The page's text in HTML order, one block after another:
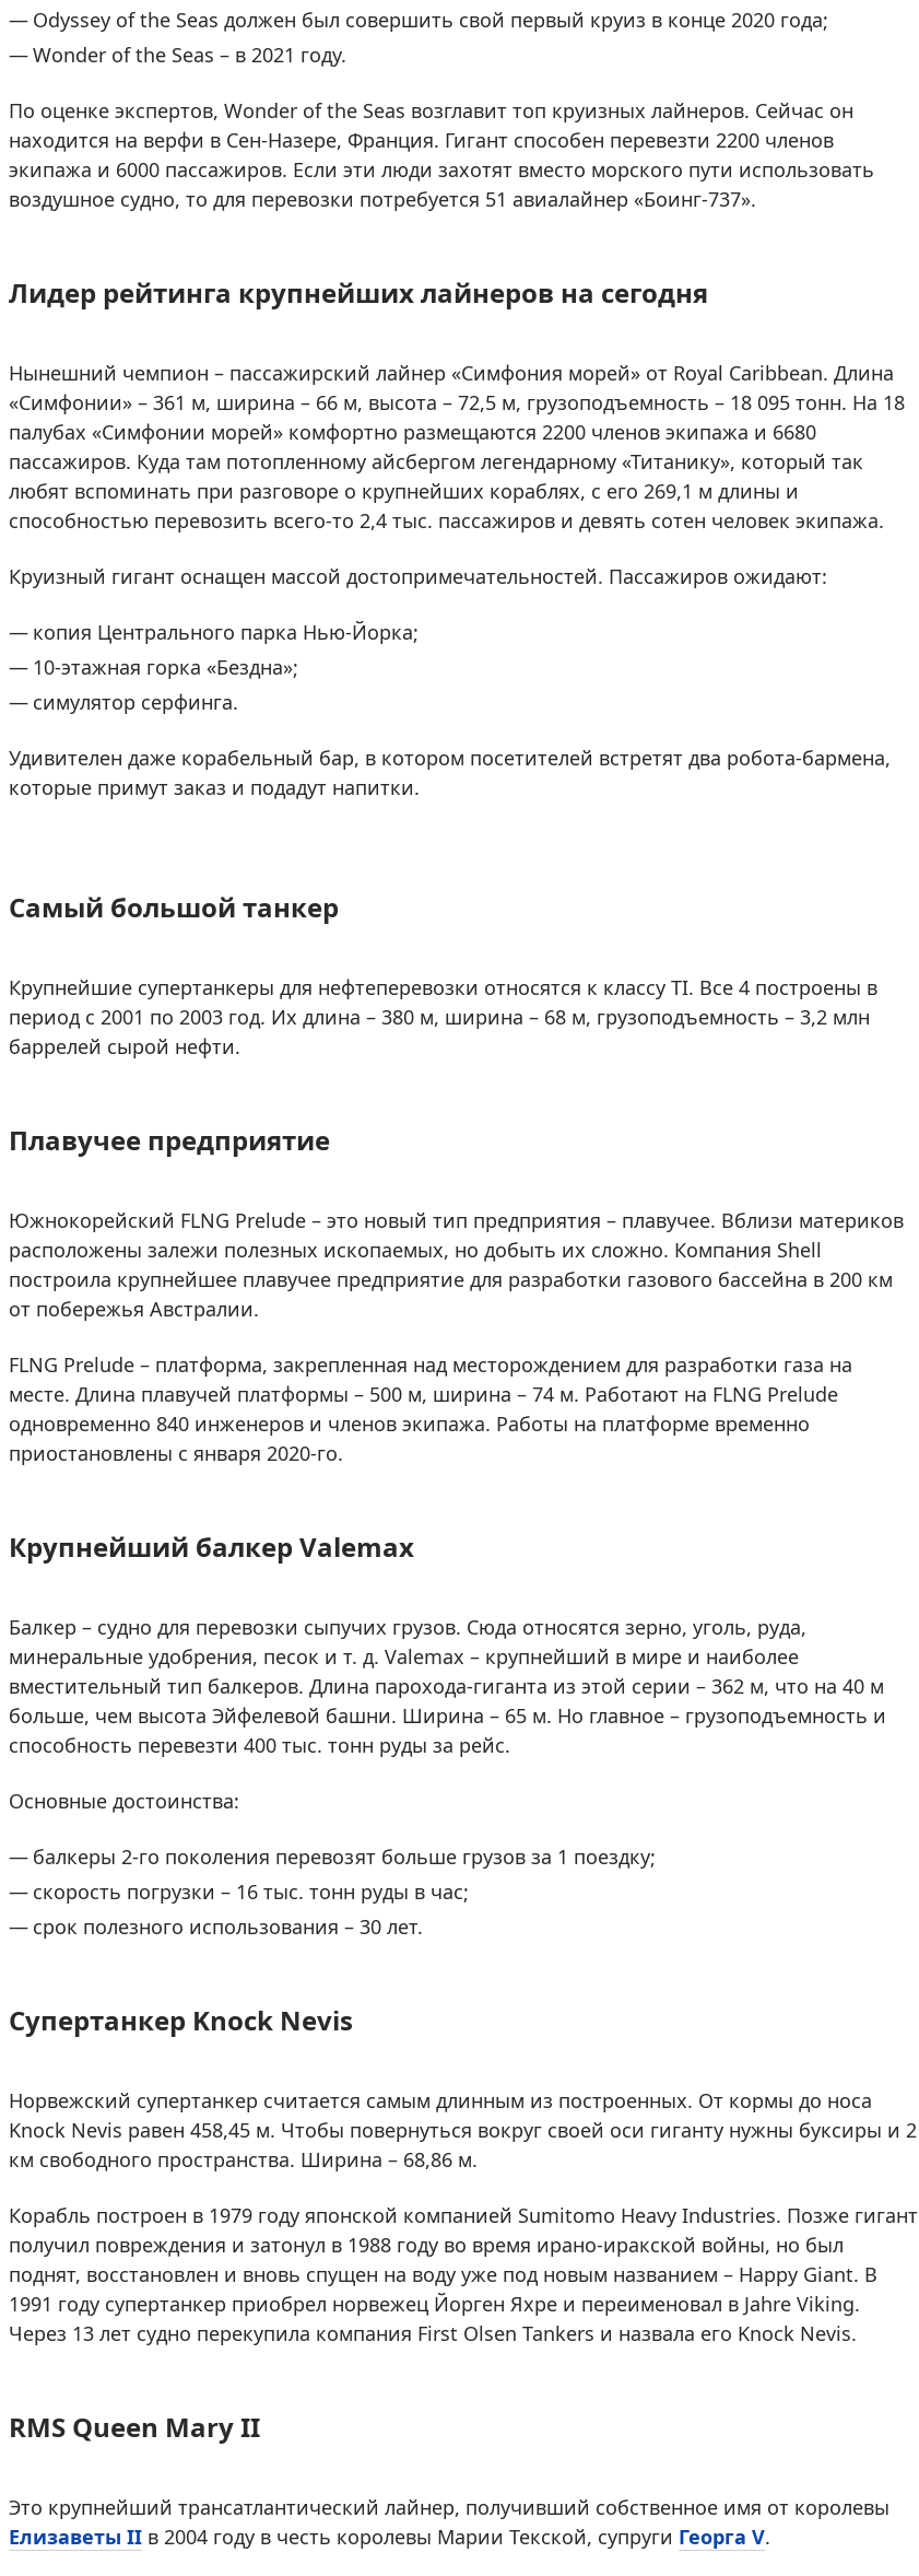
Odyssey of the Seas должен был совершить свой первый круиз в конце 2020 года;
Wonder of the Seas – в 2021 году.
По оценке экспертов, Wonder of the Seas возглавит топ круизных лайнеров. Сейчас он
находится на верфи в Сен-Назере, Франция. Гигант способен перевезти 2200 членов
экипажа и 6000 пассажиров. Если эти люди захотят вместо морского пути использовать
воздушное судно, то для перевозки потребуется 51 авиалайнер «Боинг-737».
Лидер рейтинга крупнейших лайнеров на сегодня
Нынешний чемпион – пассажирский лайнер «Симфония морей» от Royal Caribbean. Длина
«Симфонии» – 361 м, ширина – 66 м, высота – 72,5 м, грузоподъемность – 18 095 тонн. На 18
палубах «Симфонии морей» комфортно размещаются 2200 членов экипажа и 6680
пассажиров. Куда там потопленному айсбергом легендарному «Титанику», который так
любят вспоминать при разговоре о крупнейших кораблях, с его 269,1 м длины и
способностью перевозить всего-то 2,4 тыс. пассажиров и девять сотен человек экипажа.
Круизный гигант оснащен массой достопримечательностей. Пассажиров ожидают:
копия Центрального парка Нью-Йорка;
10-этажная горка «Бездна»;
симулятор серфинга.
Удивителен даже корабельный бар, в котором посетителей встретят два робота-бармена,
которые примут заказ и подадут напитки.
Самый большой танкер
Крупнейшие супертанкеры для нефтеперевозки относятся к классу TI. Все 4 построены в
период с 2001 по 2003 год. Их длина – 380 м, ширина – 68 м, грузоподъемность – 3,2 млн
баррелей сырой нефти.
Плавучее предприятие
Южнокорейский FLNG Prelude – это новый тип предприятия – плавучее. Вблизи материков
расположены залежи полезных ископаемых, но добыть их сложно. Компания Shell
построила крупнейшее плавучее предприятие для разработки газового бассейна в 200 км
от побережья Австралии.
FLNG Prelude – платформа, закрепленная над месторождением для разработки газа на
месте. Длина плавучей платформы – 500 м, ширина – 74 м. Работают на FLNG Prelude
одновременно 840 инженеров и членов экипажа. Работы на платформе временно
приостановлены с января 2020-го.
Крупнейший балкер Valemax
Балкер – судно для перевозки сыпучих грузов. Сюда относятся зерно, уголь, руда,
минеральные удобрения, песок и т. д. Valemax – крупнейший в мире и наиболее
вместительный тип балкеров. Длина парохода-гиганта из этой серии – 362 м, что на 40 м
больше, чем высота Эйфелевой башни. Ширина – 65 м. Но главное – грузоподъемность и
способность перевезти 400 тыс. тонн руды за рейс.
Основные достоинства:
балкеры 2-го поколения перевозят больше грузов за 1 поездку;
скорость погрузки – 16 тыс. тонн руды в час;
срок полезного использования – 30 лет.
Супертанкер Knock Nevis
Норвежский супертанкер считается самым длинным из построенных. От кормы до носа
Knock Nevis равен 458,45 м. Чтобы повернуться вокруг своей оси гиганту нужны буксиры и 2
км свободного пространства. Ширина – 68,86 м.
Корабль построен в 1979 году японской компанией Sumitomo Heavy Industries. Позже гигант
получил повреждения и затонул в 1988 году во время ирано-иракской войны, но был
поднят, восстановлен и вновь спущен на воду уже под новым названием – Happy Giant. В
1991 году супертанкер приобрел норвежец Йорген Яхре и переименовал в Jahre Viking.
Через 13 лет судно перекупила компания First Olsen Tankers и назвала его Knock Nevis.
RMS Queen Mary II
Это крупнейший трансатлантический лайнер, получивший собственное имя от королевы
Елизаветы II в 2004 году в честь королевы Марии Текской, супруги Георга V.